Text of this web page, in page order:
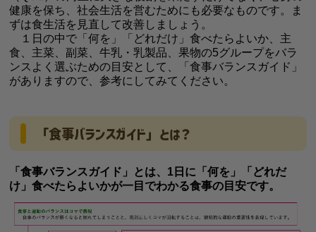
健康を保ち、社会生活を営むためにも必要なものです。ま
ずは食生活を見直して改善しましょう。
１日の中で「何を」「どれだけ」食べたらよいか、主
食、主菜、副菜、牛乳・乳製品、果物の5グループをバラ
ンスよく選ぶための目安として、「食事バランスガイド」
がありますので、参考にしてみてください。
「食事バランスガイド」とは？
「食事バランスガイド」とは、1日に「何を」「どれだ
け」食べたらよいかが一目でわかる食事の目安です。